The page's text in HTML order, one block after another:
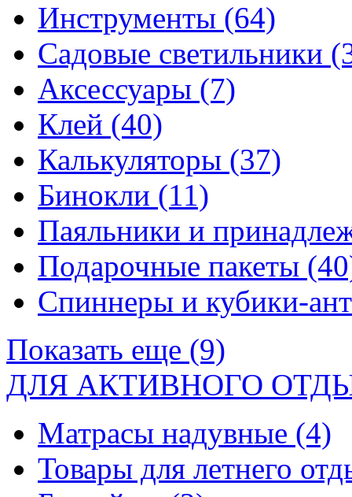
Инструменты (64)
Садовые светильники
Аксессуары (7)
Клей (40)
Калькуляторы (37)
Бинокли (11)
Паяльники и
Подарочные пакеты
Спиннеры и кубики-
Показать еще (9)
ДЛЯ АКТИВНОГО
Матрасы надувные (4)
Товары для летнего